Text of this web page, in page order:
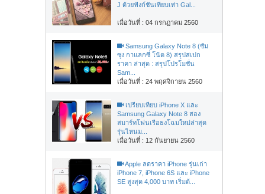
J ด้วยฟังก์ชันเทียบเท่า Gal...
เมื่อวันที่ : 04 กรกฏาคม 2560
Samsung Galaxy Note 8 (ซัม
ซุง กาแลกซี่ โน้ต 8) สรุปสเปก
ราคา ล่าสุด : สรุปโปรโมชั่น
Sam...
เมื่อวันที่ : 24 พฤศจิกายน 2560
เปรียบเทียบ iPhone X และ
Samsung Galaxy Note 8 สอง
สมาร์ทโฟนเรือธงโฉมใหม่ล่าสุด
รุ่นไหนม...
เมื่อวันที่ : 12 กันยายน 2560
Apple ลดราคา iPhone รุ่นเก่า
iPhone 7, iPhone 6S และ iPhone
SE สูงสุด 4,000 บาท เริ่มต้...